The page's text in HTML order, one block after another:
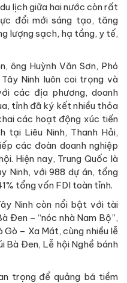
lịch giữa hai nước còn rất
đổi mới sáng tạo, tăng
lượng sạch, hạ tầng, y tế,
ông Huỳnh Văn Sơn, Phó
Ninh luôn coi trọng và
các địa phương, doanh
tỉnh đã ký kết nhiều thỏa
các hoạt động xúc tiến
Liêu Ninh, Thanh Hải,
các đoàn doanh nghiệp
Hiện nay, Trung Quốc là
Ninh, với 988 dự án, tổng
tổng vốn FDI toàn tỉnh.
Ninh còn nổi bật với tài
Đen – “nóc nhà Nam Bộ”,
Gò – Xa Mát, cùng nhiều lễ
Bà Đen, Lễ hội Nghề bánh
trọng để quảng bá tiềm